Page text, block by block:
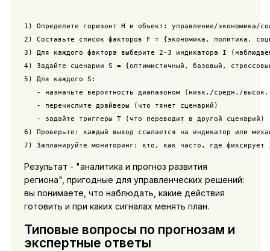
1) Определите горизонт H и объект: управление/экономика/
2) Составьте список факторов F = {экономика, политика,
3) Для каждого фактора выберите 2-3 индикатора I
4) Задайте сценарии S = {оптимистичный, базовый,
5) Для каждого S:
- назначьте вероятность диапазоном (низк./средн./
   - перечислите драйверы (что тянет сценарий)
   - задайте триггеры T (что переводит в другой сценарий)
6) Проверьте: каждый вывод ссылается на индикатор или
7) Запланируйте мониторинг: кто, как часто, где
Результат - "аналитика и прогноз развития
региона", пригодные для управленческих решений:
вы понимаете, что наблюдать, какие действия
готовить и при каких сигналах менять план.
Типовые вопросы по прогнозам и
экспертные ответы